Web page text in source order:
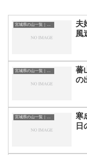
宮城県の山一覧｜標高順・標高の高い山ランキング
夫
風
宮城県の山一覧｜標高順・標高の高い山ランキング
蕃
の
宮城県の山一覧｜標高順・標高の高い山ランキング
寒
日